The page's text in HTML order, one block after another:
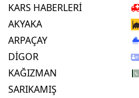
KARS HABERLERİ
AKYAKA
ARPAÇAY
DİGOR
KAĞIZMAN
SARIKAMIŞ